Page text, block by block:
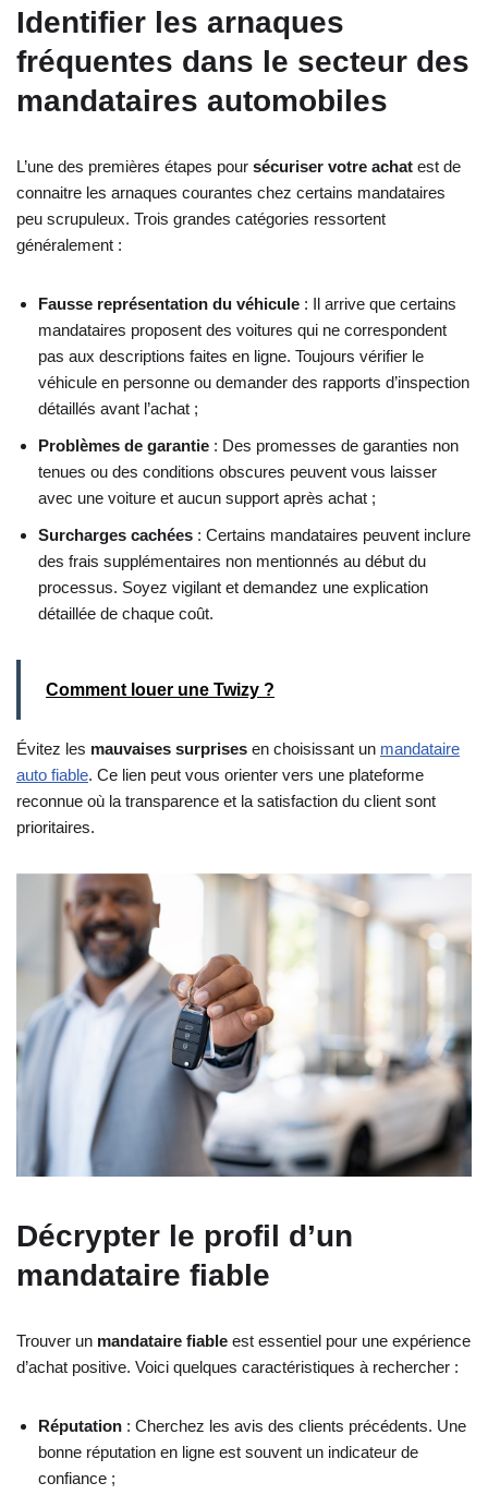
Identifier les arnaques
fréquentes dans le secteur des
mandataires automobiles
L’une des premières étapes pour sécuriser votre achat est de
connaitre les arnaques courantes chez certains mandataires
peu scrupuleux. Trois grandes catégories ressortent
généralement :
Fausse représentation du véhicule : Il arrive que certains
mandataires proposent des voitures qui ne correspondent
pas aux descriptions faites en ligne. Toujours vérifier le
véhicule en personne ou demander des rapports d’inspection
détaillés avant l’achat ;
Problèmes de garantie : Des promesses de garanties non
tenues ou des conditions obscures peuvent vous laisser
avec une voiture et aucun support après achat ;
Surcharges cachées : Certains mandataires peuvent inclure
des frais supplémentaires non mentionnés au début du
processus. Soyez vigilant et demandez une explication
détaillée de chaque coût.
Comment louer une Twizy ?
Évitez les mauvaises surprises en choisissant un mandataire
auto fiable. Ce lien peut vous orienter vers une plateforme
reconnue où la transparence et la satisfaction du client sont
prioritaires.
Décrypter le profil d’un
mandataire fiable
Trouver un mandataire fiable est essentiel pour une expérience
d’achat positive. Voici quelques caractéristiques à rechercher :
Réputation : Cherchez les avis des clients précédents. Une
bonne réputation en ligne est souvent un indicateur de
confiance ;